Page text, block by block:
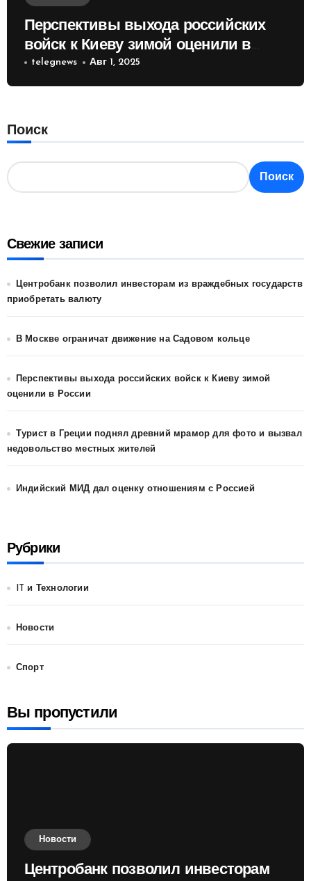
Перспективы выхода российских
войск к Киеву зимой оценили в
России
telegnews Авг 1, 2025
Поиск
Поиск
Свежие записи
Центробанк позволил инвесторам из враждебных государств
приобретать валюту
В Москве ограничат движение на Садовом кольце
Перспективы выхода российских войск к Киеву зимой
оценили в России
Турист в Греции поднял древний мрамор для фото и вызвал
недовольство местных жителей
Индийский МИД дал оценку отношениям с Россией
Рубрики
IT и Технологии
Новости
Спорт
Вы пропустили
Новости
Центробанк позволил инвесторам